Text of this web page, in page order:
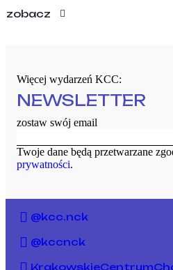
zobacz
Więcej wydarzeń KCC:
NEWSLETTER
zostaw swój email
Twoje dane będą przetwarzane
prywatności.
@kcc.nck
@kccnck